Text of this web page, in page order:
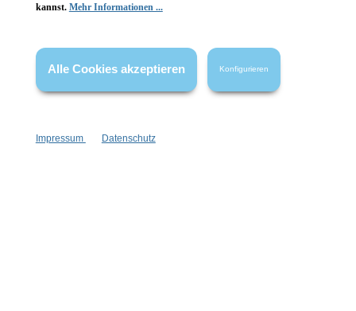
Vertrag widerrufen
* Alle Preise inkl. gesetzl. Mehrwertsteuer zzgl.Versandkosten
wenn nicht anders angegeben.
kannst. Mehr Informationen ...
Alle Cookies akzeptieren Konfigurieren
Impressum Datenschutz